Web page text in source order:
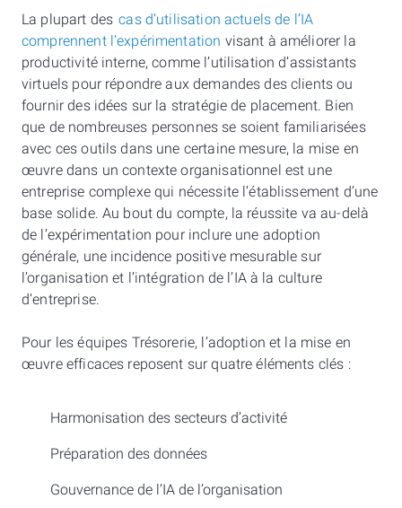
La plupart des cas d’utilisation actuels de l’IA
comprennent l’expérimentation visant à améliorer la
productivité interne, comme l’utilisation d’assistants
virtuels pour répondre aux demandes des clients ou
fournir des idées sur la stratégie de placement. Bien
que de nombreuses personnes se soient familiarisées
avec ces outils dans une certaine mesure, la mise en
œuvre dans un contexte organisationnel est une
entreprise complexe qui nécessite l’établissement d’une
base solide. Au bout du compte, la réussite va au-delà
de l’expérimentation pour inclure une adoption
générale, une incidence positive mesurable sur
l’organisation et l’intégration de l’IA à la culture
d’entreprise.
Pour les équipes Trésorerie, l’adoption et la mise en
œuvre efficaces reposent sur quatre éléments clés :
Harmonisation des secteurs d’activité
Préparation des données
Gouvernance de l’IA de l’organisation